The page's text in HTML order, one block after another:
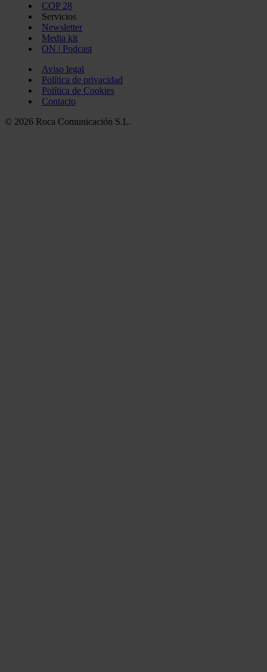
COP 28
Servicios
Newsletter
Media kit
ON | Podcast
Aviso legal
Política de privacidad
Política de Cookies
Contacto
© 2026 Roca Comunicación S.L.